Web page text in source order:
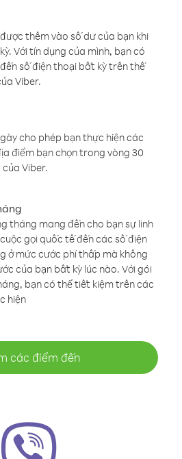
thêm vào số dư của bạn khi
Với tín dụng của mình, bạn có
số điện thoại bất kỳ trên thế
Viber.
cho phép bạn thực hiện các
điểm bạn chọn trong vòng 30
Viber.
tháng mang đến cho bạn sự linh
gọi quốc tế đến các số điện
ở mức cước phí thấp mà không
của bạn bất kỳ lúc nào. Với gói
bạn có thể tiết kiệm trên các
hiện
các điểm đến